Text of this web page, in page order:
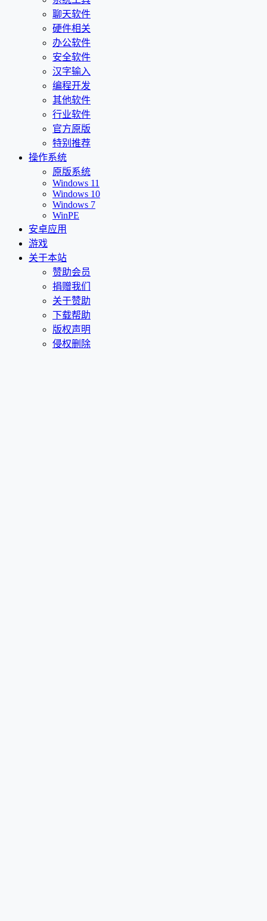
聊天软件
硬件相关
办公软件
安全软件
汉字输入
编程开发
其他软件
行业软件
官方原版
特别推荐
操作系统
原版系统
Windows 11
Windows 10
Windows 7
WinPE
安卓应用
游戏
关于本站
赞助会员
捐赠我们
关于赞助
下载帮助
版权声明
侵权删除